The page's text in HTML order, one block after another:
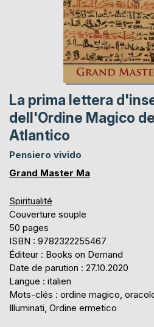
La prima lettera
dell'Ordine Magico
Atlantico
Pensiero vivido
Grand Master Ma
Spiritualité
Couverture souple
50 pages
ISBN : 9782322255467
Éditeur : Books on Demand
Date de parution : 27.10.2020
Langue : italien
Mots-clés : ordine magico,
Illuminati, Ordine ermetico